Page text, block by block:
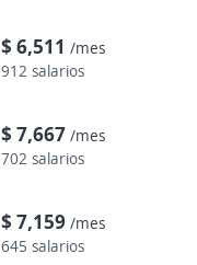
$ 6,511 /mes
912 salarios
$ 7,667 /mes
702 salarios
$ 7,159 /mes
645 salarios